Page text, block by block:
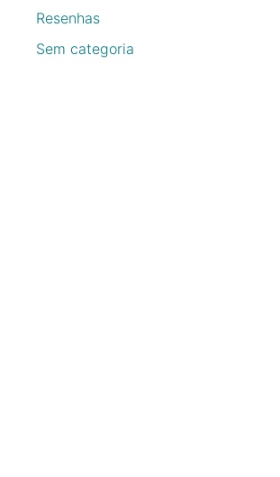
Resenhas
Sem categoria